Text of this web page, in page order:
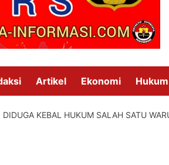
Artikel Ekonomi Hukum
DIDUGA KEBAL HUKUM SALAH SATU